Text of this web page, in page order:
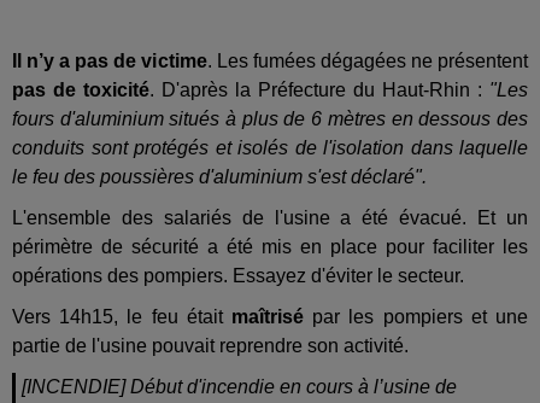
Il n’y a pas de victime. Les fumées dégagées ne présentent
pas de toxicité. D'après la Préfecture du Haut-Rhin : "Les
fours d'aluminium situés à plus de 6 mètres en dessous des
conduits sont protégés et isolés de l'isolation dans laquelle
le feu des poussières d'aluminium s'est déclaré".
L'ensemble des salariés de l'usine a été évacué. Et un
périmètre de sécurité a été mis en place pour faciliter les
opérations des pompiers. Essayez d'éviter le secteur.
Vers 14h15, le feu était maîtrisé par les pompiers et une
partie de l'usine pouvait reprendre son activité.
[INCENDIE] Début d'incendie en cours à l’usine de